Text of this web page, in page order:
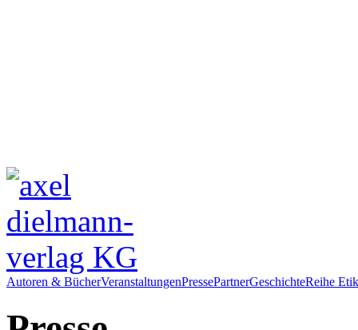
Autoren & BücherVeranstaltungenPressePartnerGeschichteReihe